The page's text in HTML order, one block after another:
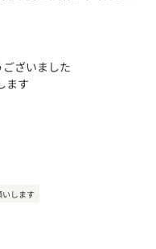
ざいました
ます
します